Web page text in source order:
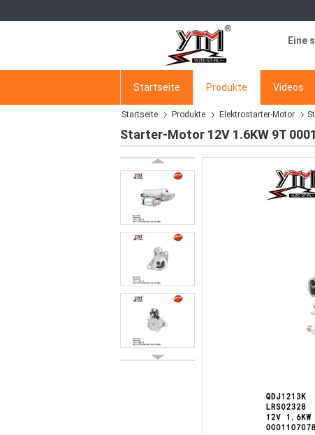
Eine
Startseite Produkte Videos
Startseite Produkte Elektrostarter-Motor
Starter-Motor 12V 1.6KW 9T